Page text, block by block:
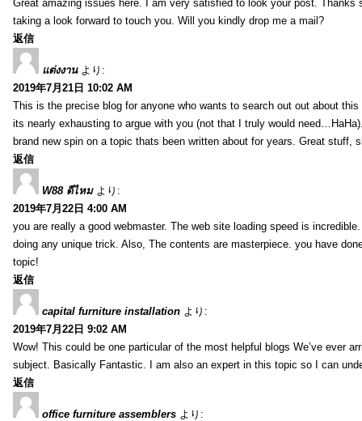
Great amazing issues here. I am very satisfied to look your post. Thanks
taking a look forward to touch you. Will you kindly drop me a mail?
返信
แต่งงาน より:
2019年7月21日 10:02 AM
This is the precise blog for anyone who wants to search out out about
its nearly exhausting to argue with you (not that I truly would
brand new spin on a topic thats been written about for years. Great stuff,
返信
W88 ดีไหม より:
2019年7月22日 4:00 AM
you are really a good webmaster. The web site loading speed is
doing any unique trick. Also, The contents are masterpiece. you have
topic!
返信
capital furniture installation より:
2019年7月22日 9:02 AM
Wow! This could be one particular of the most helpful blogs We’ve ever
subject. Basically Fantastic. I am also an expert in this topic so I can
返信
office furniture assemblers より: